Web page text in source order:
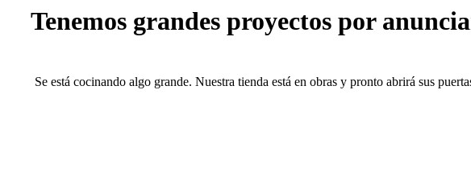
Tenemos grandes proyectos por
Se está cocinando algo grande. Nuestra tienda está en obras y pronto abrirá sus